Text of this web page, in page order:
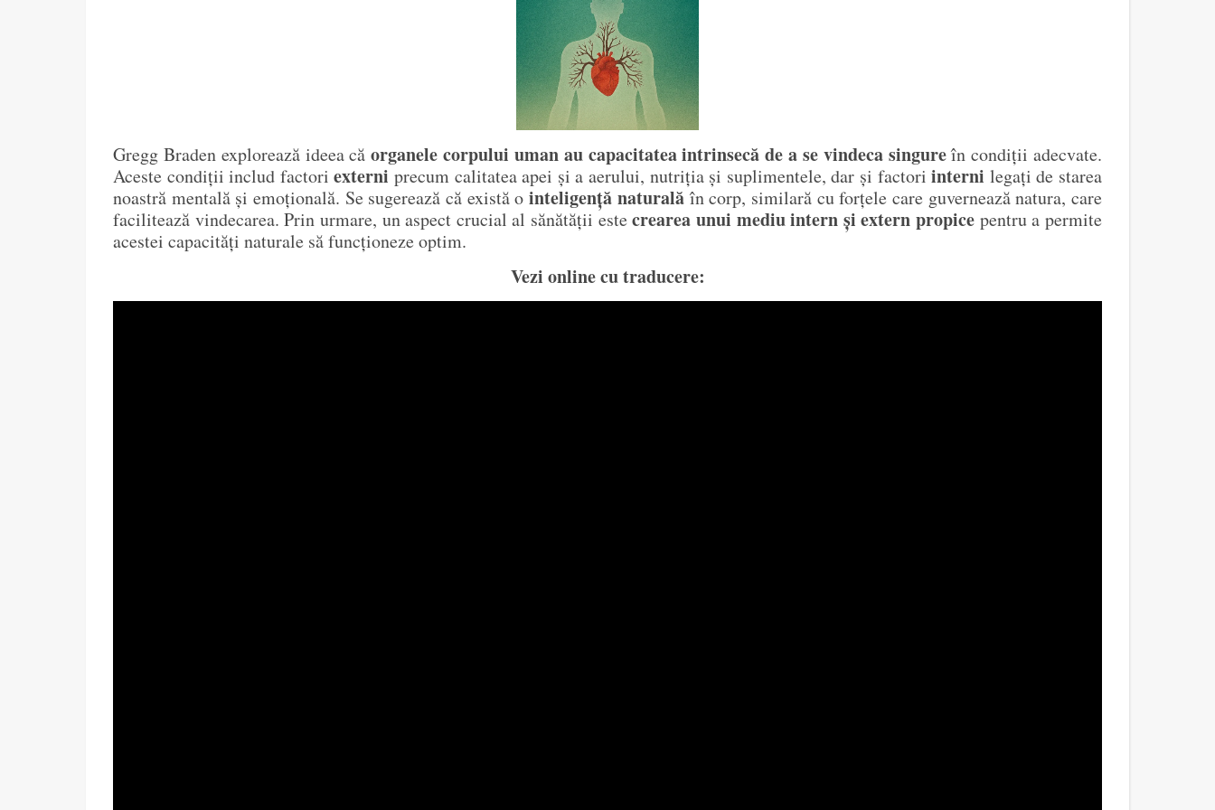
Gregg Braden explorează ideea căorganele corpului uman au capacitatea intrinsecă de a se vindeca singureîn condiții adecvate.
Aceste condiții includ factoriexterni precum calitatea apei și a aerului, nutriția și suplimentele, dar și factoriinterni legați de starea
noastră mentală și emoțională. Se sugerează că există ointeligență naturalăîn corp, similară cu forțele care guvernează natura, care
facilitează vindecarea. Prin urmare, un aspect crucial al sănătății estecrearea unui mediu intern și extern propice pentru a permite
acestei capacități naturale să funcționeze optim.
Vezi online cu traducere: